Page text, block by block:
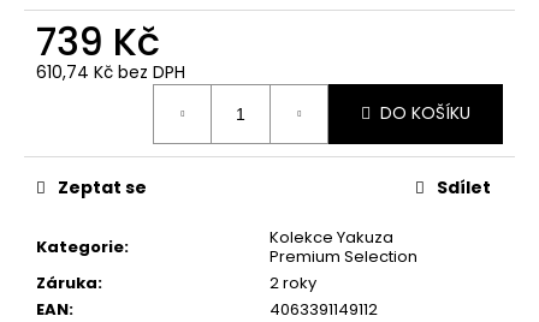
739 Kč
610,74 Kč bez DPH
DO KOŠÍKU
Kategorie:
Kolekce Yakuza
Premium Selection
Záruka:
2 roky
EAN:
4063391149112
Zeptat se Sdílet
YPS
3906
BROKEN
Kč
848